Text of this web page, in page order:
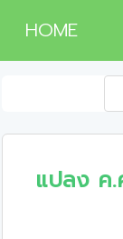
HOME
แปลง ค